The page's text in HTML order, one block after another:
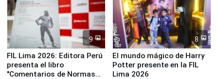
9
FIL Lima 2026: Editora Perú
presenta el libro
"Comentarios de Normas
8
El mundo mágico de Harry
Potter presente en la FIL
Lima 2026